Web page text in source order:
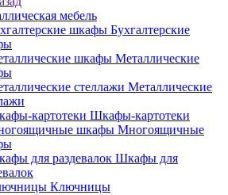
мебель
Бухгалтерские
Металлические
Металлические
Шкафы-картотеки
Многоящичные
Шкафы для
Ключницы